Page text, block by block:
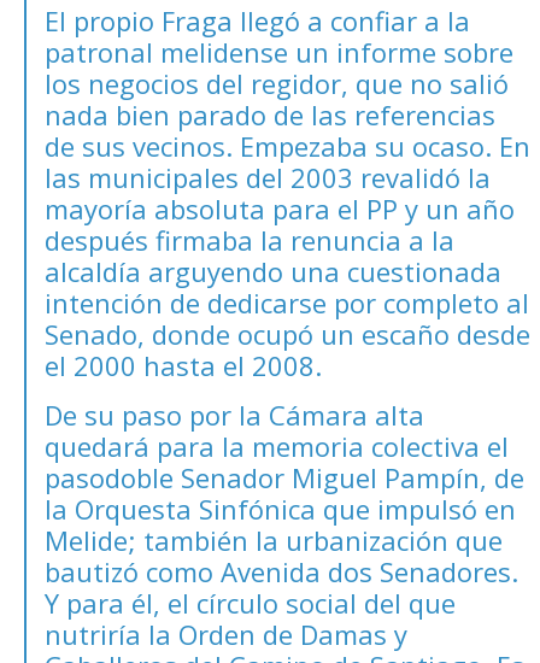
El propio Fraga llegó a confiar a la
patronal melidense un informe sobre
los negocios del regidor, que no salió
nada bien parado de las referencias
de sus vecinos. Empezaba su ocaso. En
las municipales del 2003 revalidó la
mayoría absoluta para el PP y un año
después firmaba la renuncia a la
alcaldía arguyendo una cuestionada
intención de dedicarse por completo al
Senado, donde ocupó un escaño desde
el 2000 hasta el 2008.
De su paso por la Cámara alta
quedará para la memoria colectiva el
pasodoble Senador Miguel Pampín, de
la Orquesta Sinfónica que impulsó en
Melide; también la urbanización que
bautizó como Avenida dos Senadores.
Y para él, el círculo social del que
nutriría la Orden de Damas y